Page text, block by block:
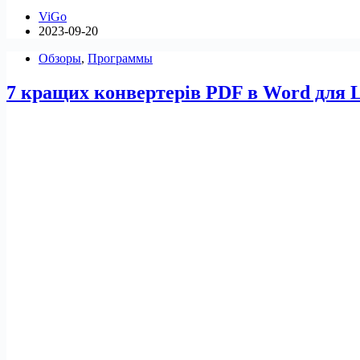
редагування
для
ViGo
2023-09-20
Обзоры, Программы
7 кращих конвертерів PDF в Word для